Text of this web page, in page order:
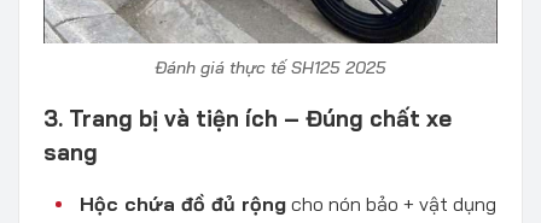
Đánh giá thực tế SH125 2025
3. Trang bị và tiện ích – Đúng chất xe
sang
Hộc chứa đồ đủ rộng cho nón bảo + vật dụng